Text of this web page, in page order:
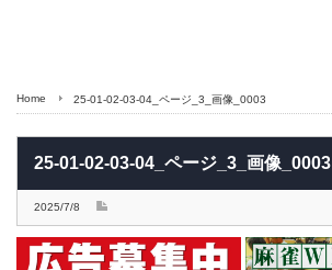
Home 25-01-02-03-04_ページ_3_画像_0003
25-01-02-03-04_ページ_3_画像_0003
2025/7/8